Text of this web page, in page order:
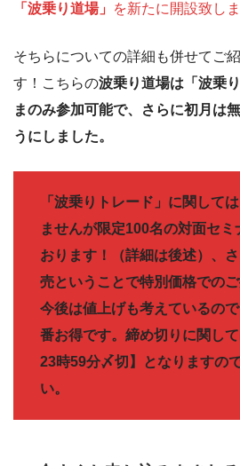
「波乗り道場」
を新たに開設致しま
そちらについての詳細も併せてご
す！こちらの波乗り道場は「波乗
まのみ参加可能で、さらに初月は
うにしました。
「波乗りトレード」に関して
ませんが限定100名の対面セミ
おります！（詳細は後述）、
売ということで特別価格でのご
今後は値上げも考えているの
番お得です。締め切りに関して
23時59分〆切】となりますの
い。